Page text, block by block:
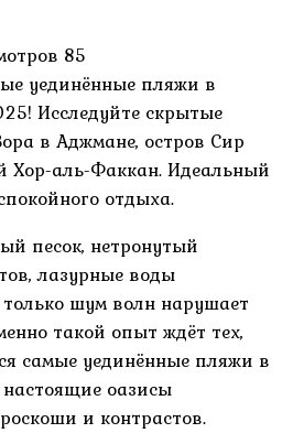
85
уединённые пляжи в
Исследуйте скрытые
в Аджмане, остров Сир
аль-Факкан. Идеальный
отдыха.
песок, нетронутый
лазурные воды
шум волн нарушает
такой опыт ждёт тех,
самые уединённые пляжи в
оазисы
и контрастов.